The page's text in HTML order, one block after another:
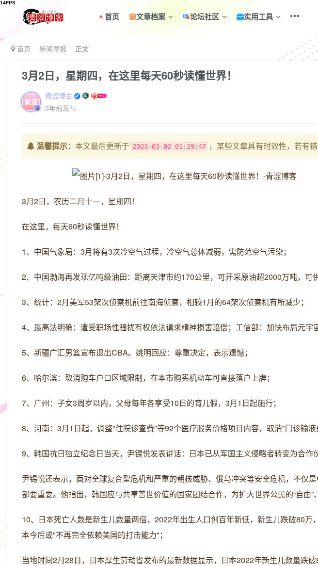
首页 文章档案 论坛社区 实用工具
首页 新闻早报 正文
3月2日，星期四，在这里每天60秒读懂世界！
青涩博主
3年前发布
温馨提示： 本文最后更新于 2023-03-02 01:29:47 ，某些文章具有时效性，若有
3月2日，农历二月十一，星期四！
在这里，每天60秒读懂世界！
1、中国气象局：3月将有3次冷空气过程，冷空气总体减弱，需防范空气污染；
2、中国渤海再发现亿吨级油田：距离天津市约170公里，可开采原油超2000万吨，可
3、统计：2月美军53架次侦察机前往南海侦察，相较1月的64架次侦察机有所减少；
4、最高法明确：遭受职场性骚扰有权依法请求精神损害赔偿；工信部：加快布局元宇
5、新疆广汇男篮宣布退出CBA。姚明回应：尊重决定，表示遗憾；
6、哈尔滨：取消购车户口区域限制，在本市购买机动车可直接落户上牌；
7、广州：子女3周岁以内，父母每年各享受10日的育儿假，3月1日起施行；
8、河南：3月1日起，调整"住院诊查费"等92个医疗服务价格项目内容，取消"门诊输液
9、韩国抗日独立纪念日当天，尹锡悦发表讲话：日本已从军国主义侵略者转变为合作
尹锡悦还表示，面对全球复合型危机和严重的朝核威胁、俄乌冲突等安全危机，不仅
都要重要。他指出，韩国应与共享普世价值的国家团结合作，为扩大世界公民的“自由”
10、日本死亡人数是新生儿数量两倍，2022年出生人口创百年新低，新生儿跌破80万
本今后或"不再完全依赖美国的打击能力"；
当地时间2月28日，日本厚生劳动省发布的最新数据显示，日本2022年新生儿数量跌